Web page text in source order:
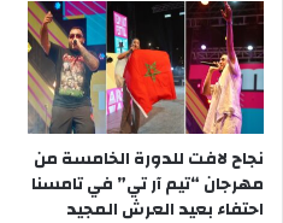
نجاح لافت للدورة الخامسة من
مهرجان “تيم آر تي” في تامسنا
احتفاء بعيد العرش المجيد